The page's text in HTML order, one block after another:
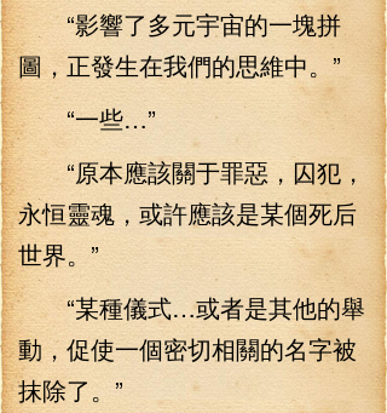
“影響了多元宇宙的一塊拼
圖，正發生在我們的思維中。”
“一些…”
“原本應該關于罪惡，囚犯，
永恒靈魂，或許應該是某個死后
世界。”
“某種儀式…或者是其他的舉
動，促使一個密切相關的名字被
抹除了。”